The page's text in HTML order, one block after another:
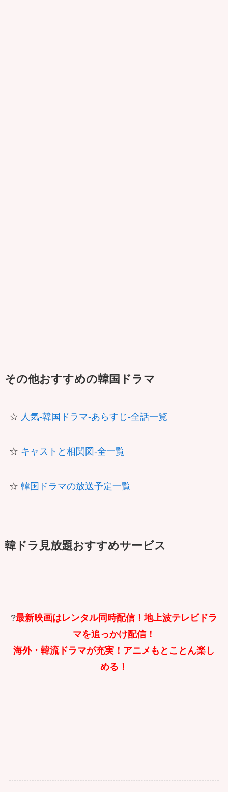
その他おすすめの韓国ドラマ
☆ 人気-韓国ドラマ-あらすじ-全話一覧
☆ キャストと相関図-全一覧
☆ 韓国ドラマの放送予定一覧
韓ドラ見放題おすすめサービス
?最新映画はレンタル同時配信！地上波テレビドラ
マを追っかけ配信！
海外・韓流ドラマが充実！アニメもとことん楽し
める！